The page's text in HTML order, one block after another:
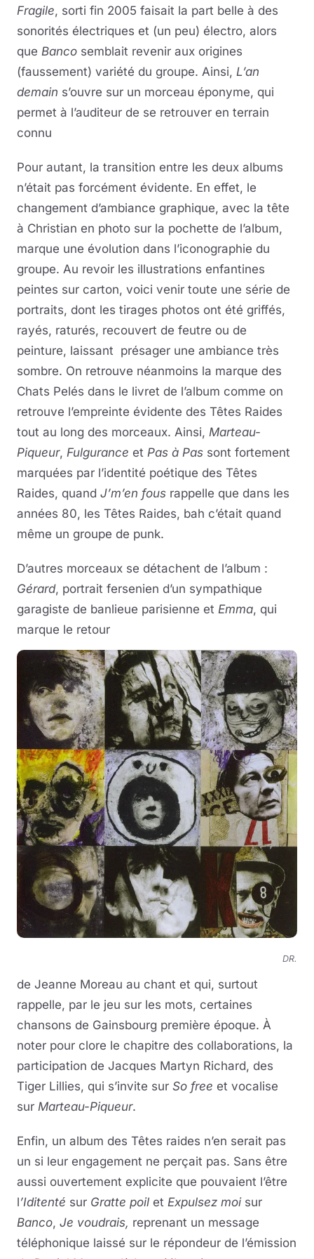
Fragile, sorti fin 2005 faisait la part belle à des
sonorités électriques et (un peu) électro, alors
que Banco semblait revenir aux origines
(faussement) variété du groupe. Ainsi, L’an
demain s’ouvre sur un morceau éponyme, qui
permet à l’auditeur de se retrouver en terrain
connu
Pour autant, la transition entre les deux albums
n’était pas forcément évidente. En effet, le
changement d’ambiance graphique, avec la tête
à Christian en photo sur la pochette de l’album,
marque une évolution dans l’iconographie du
groupe. Au revoir les illustrations enfantines
peintes sur carton, voici venir toute une série de
portraits, dont les tirages photos ont été griffés,
rayés, raturés, recouvert de feutre ou de
peinture, laissant présager une ambiance très
sombre. On retrouve néanmoins la marque des
Chats Pelés dans le livret de l’album comme on
retrouve l’empreinte évidente des Têtes Raides
tout au long des morceaux. Ainsi, Marteau-
Piqueur, Fulgurance et Pas à Pas sont fortement
marquées par l’identité poétique des Têtes
Raides, quand J’m’en fous rappelle que dans les
années 80, les Têtes Raides, bah c’était quand
même un groupe de punk.
D’autres morceaux se détachent de l’album :
Gérard, portrait fersenien d’un sympathique
garagiste de banlieue parisienne et Emma, qui
marque le retour
DR.
de Jeanne Moreau au chant et qui, surtout
rappelle, par le jeu sur les mots, certaines
chansons de Gainsbourg première époque. À
noter pour clore le chapitre des collaborations, la
participation de Jacques Martyn Richard, des
Tiger Lillies, qui s’invite sur So free et vocalise
sur Marteau-Piqueur.
Enfin, un album des Têtes raides n’en serait pas
un si leur engagement ne perçait pas. Sans être
aussi ouvertement explicite que pouvaient l’être
l’Iditenté sur Gratte poil et Expulsez moisur
Banco, Je voudrais, reprenant un message
téléphonique laissé sur le répondeur de l’émission